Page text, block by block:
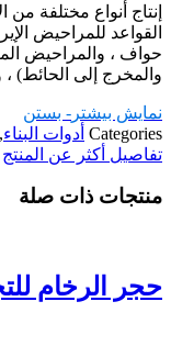
إنتاج أنواع مختلفة
القواعد للمراحيض
حواف ، والمراحيض
والمخرج إلى الحائط)
نمایش بیشتر - بستن
Categories أدوات البناء,
تفاصيل أكثر عن المنتج
منتجات ذات صلة
حجر الرخام